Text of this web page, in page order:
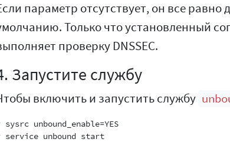
параметр отсутствует, он все
Только что установленный
проверку DNSSEC.
Запустите службу
включить и запустить службу
sysrc unbound_enable=YES
# service unbound start